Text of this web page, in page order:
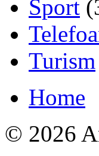
Sport
Turism
Home
© 2026